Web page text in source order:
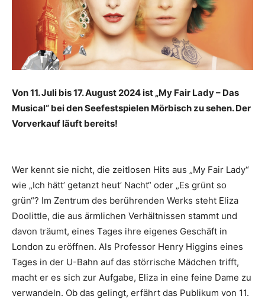
Von 11. Juli bis 17. August 2024 ist „My Fair Lady – Das
Musical“ bei den Seefestspielen Mörbisch zu sehen. Der
Vorverkauf läuft bereits!
Wer kennt sie nicht, die zeitlosen Hits aus „My Fair Lady“
wie „Ich hätt’ getanzt heut’ Nacht“ oder „Es grünt so
grün“? Im Zentrum des berührenden Werks steht Eliza
Doolittle, die aus ärmlichen Verhältnissen stammt und
davon träumt, eines Tages ihre eigenes Geschäft in
London zu eröffnen. Als Professor Henry Higgins eines
Tages in der U-Bahn auf das störrische Mädchen trifft,
macht er es sich zur Aufgabe, Eliza in eine feine Dame zu
verwandeln. Ob das gelingt, erfährt das Publikum von 11.